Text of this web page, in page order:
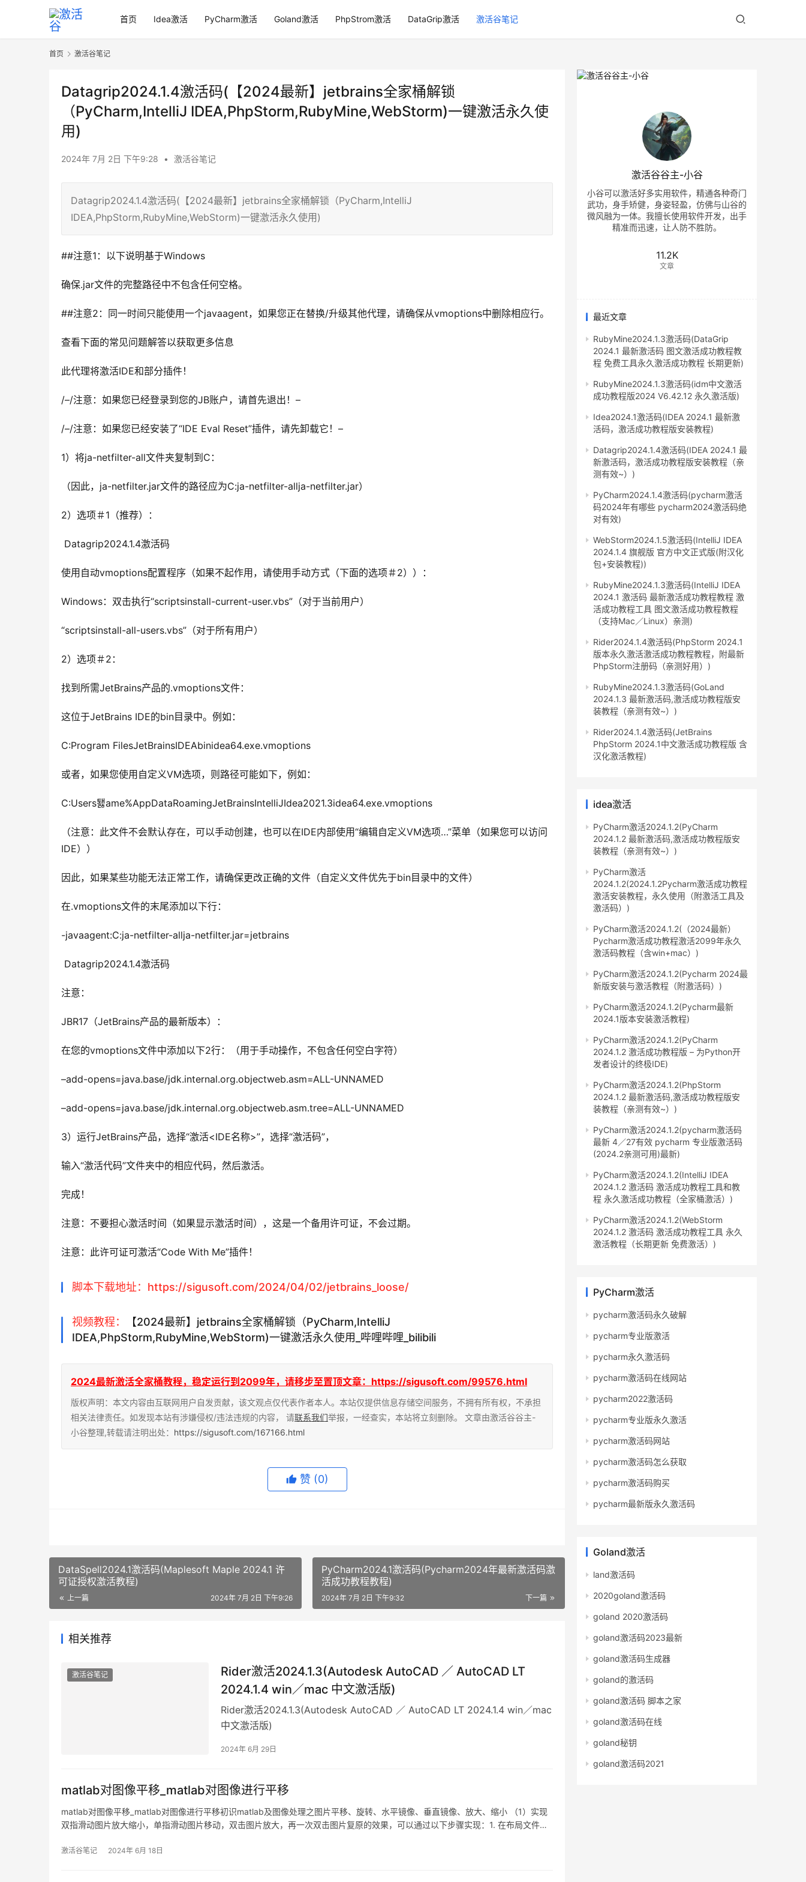
首页 Idea激活 PyCharm激活 Goland激活 PhpStrom激活 DataGrip激活 激活谷笔记
首页 激活谷笔记
Datagrip2024.1.4激活码(【2024最新】jetbrains全家桶解锁
（PyCharm,IntelliJ IDEA,PhpStorm,RubyMine,WebStorm)一键激活永久使
用)
2024年 7月 2日 下午9:28 • 激活谷笔记
Datagrip2024.1.4激活码(【2024最新】jetbrains全家桶解锁（PyCharm,IntelliJ
IDEA,PhpStorm,RubyMine,WebStorm)一键激活永久使用)
##注意1：以下说明基于Windows
确保.jar文件的完整路径中不包含任何空格。
##注意2：同一时间只能使用一个javaagent，如果您正在替换/升级其他代理，请确保从vmoptions中删除相应行。
查看下面的常见问题解答以获取更多信息
此代理将激活IDE和部分插件！
/–/注意：如果您已经登录到您的JB账户，请首先退出！–
/–/注意：如果您已经安装了“IDE Eval Reset”插件，请先卸载它！–
1）将ja-netfilter-all文件夹复制到C：
（因此，ja-netfilter.jar文件的路径应为C:ja-netfilter-allja-netfilter.jar）
2）选项＃1（推荐）：
Datagrip2024.1.4激活码
使用自动vmoptions配置程序（如果不起作用，请使用手动方式（下面的选项＃2））：
Windows：双击执行“scriptsinstall-current-user.vbs”（对于当前用户）
“scriptsinstall-all-users.vbs”（对于所有用户）
2）选项＃2：
找到所需JetBrains产品的.vmoptions文件：
这位于JetBrains IDE的bin目录中。例如：
C:Program FilesJetBrainsIDEAbinidea64.exe.vmoptions
或者，如果您使用自定义VM选项，则路径可能如下，例如：
C:Users퇧ame%AppDataRoamingJetBrainsIntelliJIdea2021.3idea64.exe.vmoptions
（注意：此文件不会默认存在，可以手动创建，也可以在IDE内部使用“编辑自定义VM选项…”菜单（如果您可以访问
IDE））
因此，如果某些功能无法正常工作，请确保更改正确的文件（自定义文件优先于bin目录中的文件）
在.vmoptions文件的末尾添加以下行：
-javaagent:C:ja-netfilter-allja-netfilter.jar=jetbrains
Datagrip2024.1.4激活码
注意：
JBR17（JetBrains产品的最新版本）：
在您的vmoptions文件中添加以下2行：（用于手动操作，不包含任何空白字符）
–add-opens=java.base/jdk.internal.org.objectweb.asm=ALL-UNNAMED
–add-opens=java.base/jdk.internal.org.objectweb.asm.tree=ALL-UNNAMED
3）运行JetBrains产品，选择“激活<IDE名称>”，选择“激活码”，
输入“激活代码”文件夹中的相应代码，然后激活。
完成！
注意：不要担心激活时间（如果显示激活时间），这是一个备用许可证，不会过期。
注意：此许可证可激活“Code With Me”插件！
脚本下载地址：https://sigusoft.com/2024/04/02/jetbrains_loose/
视频教程：
【2024最新】jetbrains全家桶解锁（PyCharm,IntelliJ
IDEA,PhpStorm,RubyMine,WebStorm)一键激活永久使用_哔哩哔哩_bilibili
2024最新激活全家桶教程，稳定运行到2099年，请移步至置顶文章：https://sigusoft.com/99576.html
版权声明：本文内容由互联网用户自发贡献，该文观点仅代表作者本人。本站仅提供信息存储空间服务，不拥有所有权，不承担
相关法律责任。如发现本站有涉嫌侵权/违法违规的内容， 请联系我们举报，一经查实，本站将立刻删除。 文章由激活谷谷主-
小谷整理,转载请注明出处： https://sigusoft.com/167166.html
赞 (0)
DataSpell2024.1激活码(Maplesoft Maple 2024.1 许
可证授权激活教程)
上一篇 2024年 7月 2日 下午9:26
PyCharm2024.1激活码(Pycharm2024年最新激活码激
活成功教程教程)
下一篇
2024年 7月 2日 下午9:32
相关推荐
激活谷笔记
Rider激活2024.1.3(Autodesk AutoCAD ／ AutoCAD LT
2024.1.4 win／mac 中文激活版)
Rider激活2024.1.3(Autodesk AutoCAD ／ AutoCAD LT 2024.1.4 win／mac
中文激活版)
2024年 6月 29日
matlab对图像平移_matlab对图像进行平移
matlab对图像平移_matlab对图像进行平移初识matlab及图像处理之图片平移、旋转、水平镜像、垂直镜像、放大、缩小 （1）实现
双指滑动图片放大缩小，单指滑动图片移动，双击图片放大，再一次双击图片复原的效果，可以通过以下步骤实现：1. 在布局文件中
激活谷笔记 2024年 6月 18日
激活谷谷主-小谷
小谷可以激活好多实用软件，精通各种奇门
武功，身手矫健，身姿轻盈，仿佛与山谷的
微风融为一体。我擅长使用软件开发，出手
精准而迅速，让人防不胜防。
11.2K
文章
最近文章
RubyMine2024.1.3激活码(DataGrip
2024.1 最新激活码 图文激活成功教程教
程 免费工具永久激活成功教程 长期更新)
RubyMine2024.1.3激活码(idm中文激活
成功教程版2024 V6.42.12 永久激活版)
Idea2024.1激活码(IDEA 2024.1 最新激
活码，激活成功教程版安装教程)
Datagrip2024.1.4激活码(IDEA 2024.1 最
新激活码，激活成功教程版安装教程（亲
测有效~）)
PyCharm2024.1.4激活码(pycharm激活
码2024年有哪些 pycharm2024激活码绝
对有效)
WebStorm2024.1.5激活码(IntelliJ IDEA
2024.1.4 旗舰版 官方中文正式版(附汉化
包+安装教程))
RubyMine2024.1.3激活码(IntelliJ IDEA
2024.1 激活码 最新激活成功教程教程 激
活成功教程工具 图文激活成功教程教程
（支持Mac／Linux）亲测)
Rider2024.1.4激活码(PhpStorm 2024.1
版本永久激活激活成功教程教程，附最新
PhpStorm注册码（亲测好用）)
RubyMine2024.1.3激活码(GoLand
2024.1.3 最新激活码,激活成功教程版安
装教程（亲测有效~）)
Rider2024.1.4激活码(JetBrains
PhpStorm 2024.1中文激活成功教程版 含
汉化激活教程)
idea激活
PyCharm激活2024.1.2(PyCharm
2024.1.2 最新激活码,激活成功教程版安
装教程（亲测有效~）)
PyCharm激活
2024.1.2(2024.1.2Pycharm激活成功教程
激活安装教程，永久使用（附激活工具及
激活码）)
PyCharm激活2024.1.2(（2024最新）
Pycharm激活成功教程激活2099年永久
激活码教程（含win+mac）)
PyCharm激活2024.1.2(Pycharm 2024最
新版安装与激活教程（附激活码）)
PyCharm激活2024.1.2(Pycharm最新
2024.1版本安装激活教程)
PyCharm激活2024.1.2(PyCharm
2024.1.2 激活成功教程版 – 为Python开
发者设计的终极IDE)
PyCharm激活2024.1.2(PhpStorm
2024.1.2 最新激活码,激活成功教程版安
装教程（亲测有效~）)
PyCharm激活2024.1.2(pycharm激活码
最新 4／27有效 pycharm 专业版激活码
(2024.2亲测可用)最新)
PyCharm激活2024.1.2(IntelliJ IDEA
2024.1.2 激活码 激活成功教程工具和教
程 永久激活成功教程（全家桶激活）)
PyCharm激活2024.1.2(WebStorm
2024.1.2 激活码 激活成功教程工具 永久
激活教程（长期更新 免费激活）)
PyCharm激活
pycharm激活码永久破解
pycharm专业版激活
pycharm永久激活码
pycharm激活码在线网站
pycharm2022激活码
pycharm专业版永久激活
pycharm激活码网站
pycharm激活码怎么获取
pycharm激活码购买
pycharm最新版永久激活码
Goland激活
land激活码
2020goland激活码
goland 2020激活码
goland激活码2023最新
goland激活码生成器
goland的激活码
goland激活码 脚本之家
goland激活码在线
goland秘钥
goland激活码2021